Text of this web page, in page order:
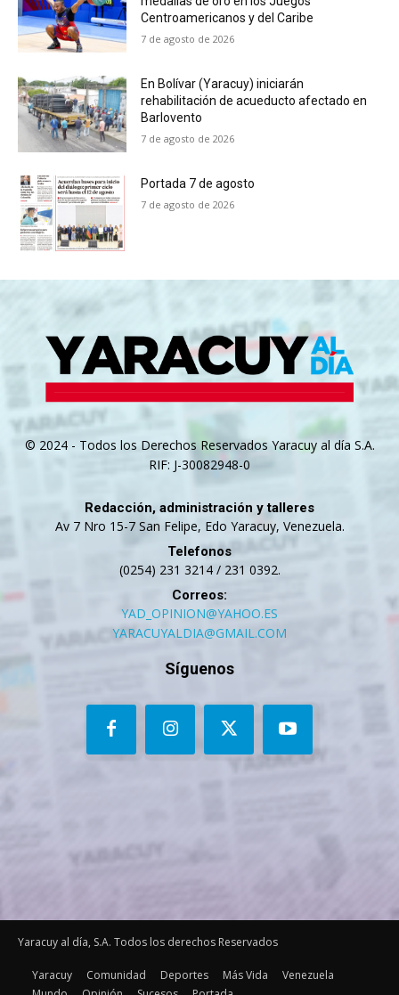
Centroamericanos y del Caribe
7 de agosto de 2026
En Bolívar (Yaracuy) iniciarán
rehabilitación de acueducto afectado en
Barlovento
7 de agosto de 2026
Portada 7 de agosto
7 de agosto de 2026
© 2024 - Todos los Derechos Reservados Yaracuy al día S.A.
RIF: J-30082948-0
Redacción, administración y talleres
Av 7 Nro 15-7 San Felipe, Edo Yaracuy, Venezuela.
Telefonos
(0254) 231 3214 / 231 0392.
Correos:
YAD_OPINION@YAHOO.ES
YARACUYALDIA@GMAIL.COM
Síguenos
Yaracuy al día, S.A. Todos los derechos Reservados
Yaracuy Comunidad Deportes Más Vida
Venezuela